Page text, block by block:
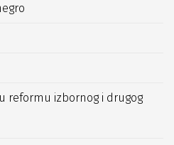
reformu izbornog i drugog